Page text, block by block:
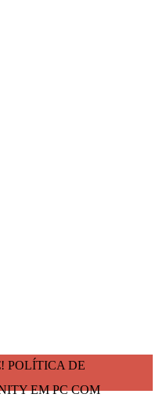
POLÍTICA DE
EM PC COM